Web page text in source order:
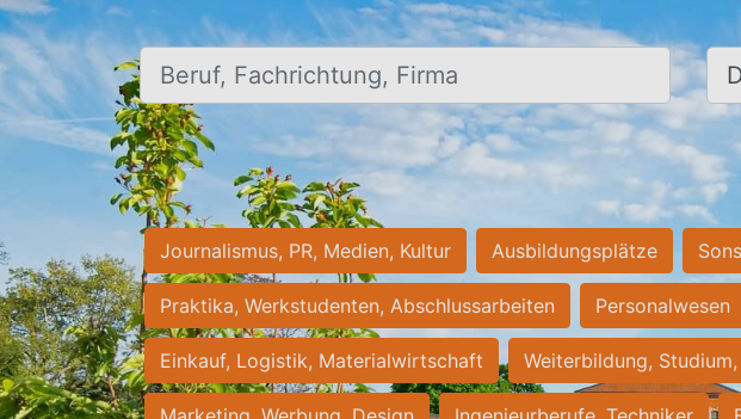
Beruf, Fachrichtung, Firma
Journalismus, PR, Medien, Kultur Ausbildungsplätze
Praktika, Werkstudenten, Abschlussarbeiten Personalwesen
Einkauf, Logistik, Materialwirtschaft Weiterbildung,